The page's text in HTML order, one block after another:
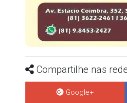
Compartilhe nas
Google+